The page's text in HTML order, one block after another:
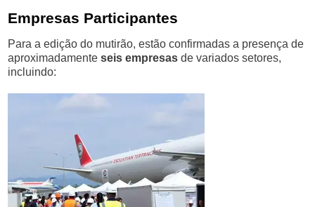
Empresas Participantes
Para a edição do mutirão, estão confirmadas a presença de
aproximadamenteseis empresas de variados setores,
incluindo: